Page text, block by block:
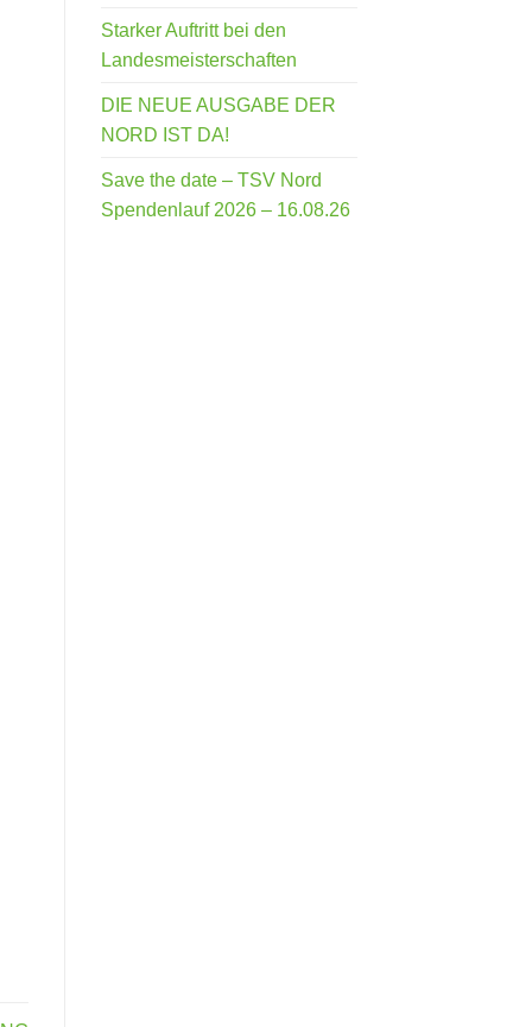
Starker Auftritt bei den
Landesmeisterschaften
DIE NEUE AUSGABE DER
NORD IST DA!
Save the date – TSV Nord
Spendenlauf 2026 – 16.08.26